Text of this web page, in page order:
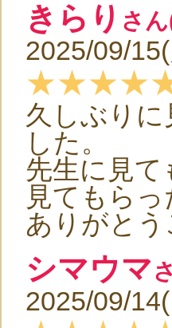
きらり さ
2025/09/
久しぶり
した。
先生に見
見てもら
ありがと
シマウマ
2025/09/